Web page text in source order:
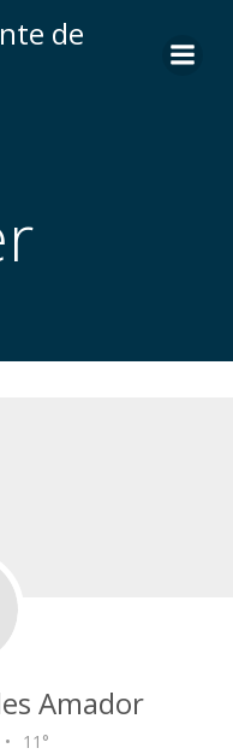
de
Amador
• 11°